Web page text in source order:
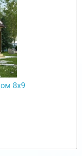
8х9